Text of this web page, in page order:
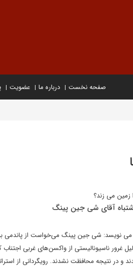
صفحه نخست درباره ما عضویت
زمین می زند؟
آقای شی جین پینگ
نویسد: شی جین پینگ می‌خواست از پاندمی
دلیل غرور ناسیونالیستی از واکسن‌های غربی
و در نتیجه محافظت نشدند. رویگردانی از